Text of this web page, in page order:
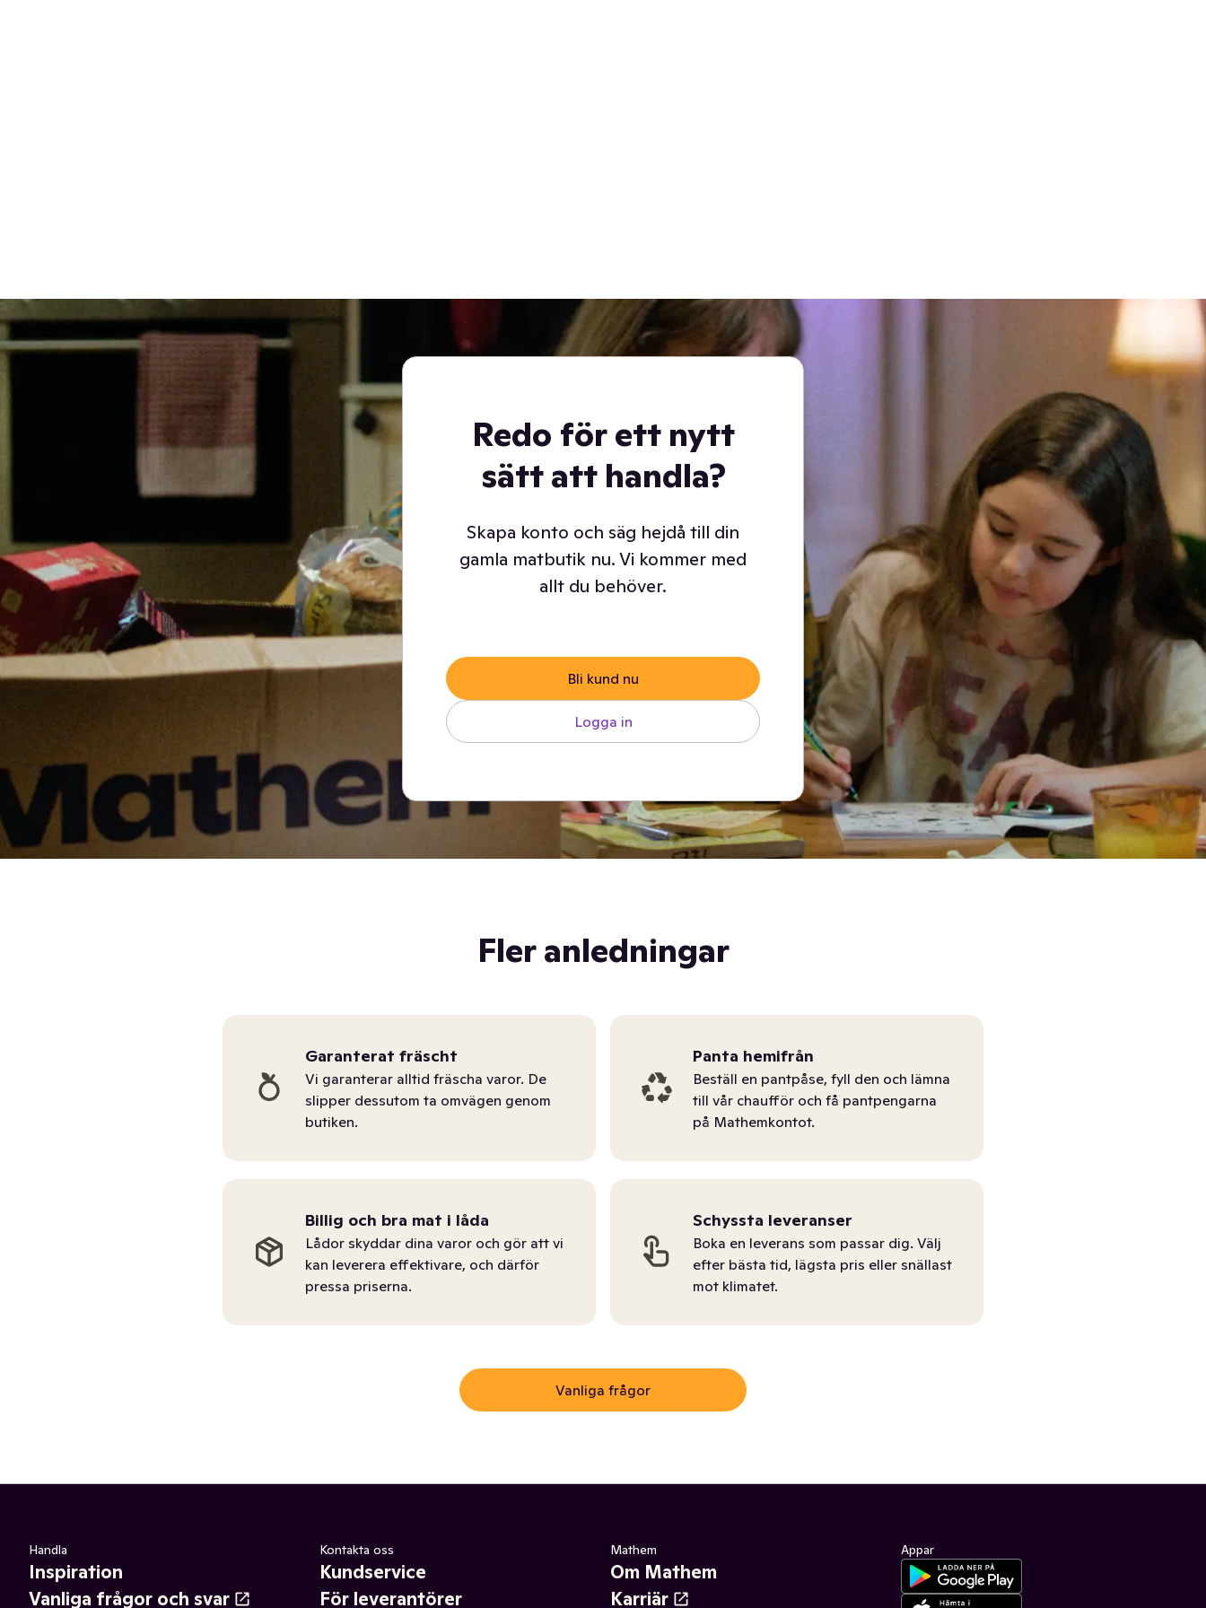
Redo för ett nytt
sätt att handla?
Skapa konto och säg hejdå till din
gamla matbutik nu. Vi kommer med
allt du behöver.
Bli kund nu
Logga in
Fler anledningar
Garanterat fräscht
Vi garanterar alltid fräscha varor. De
slipper dessutom ta omvägen genom
butiken.
Panta hemifrån
Beställ en pantpåse, fyll den och lämna
till vår chaufför och få pantpengarna
på Mathemkontot.
Billig och bra mat i låda
Lådor skyddar dina varor och gör att vi
kan leverera effektivare, och därför
pressa priserna.
Schyssta leveranser
Boka en leverans som passar dig. Välj
efter bästa tid, lägsta pris eller snällast
mot klimatet.
Vanliga frågor
Handla
Inspiration
Vanliga frågor och svar
Kontakta oss
Kundservice
För leverantörer
Mathem
Om Mathem
Karriär
Appar